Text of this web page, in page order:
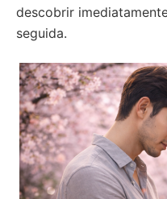
descobrir
seguida.